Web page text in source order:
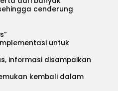
cenderung
untuk
informasi disampaikan
kembali dalam